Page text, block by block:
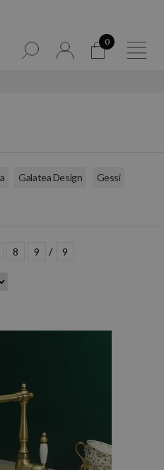
0
Galatea Design Gessi
8 9 / 9